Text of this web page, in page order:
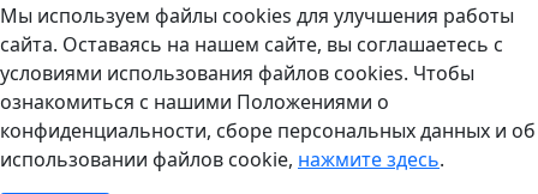
Мы используем файлы cookies для улучшения работы
сайта. Оставаясь на нашем сайте, вы соглашаетесь с
условиями использования файлов cookies. Чтобы
ознакомиться с нашими Положениями о
конфиденциальности, сборе персональных данных и об
использовании файлов cookie, нажмите здесь.